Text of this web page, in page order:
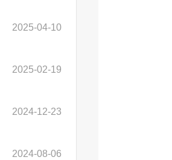
2025-04-10
2025-02-19
2024-12-23
2024-08-06